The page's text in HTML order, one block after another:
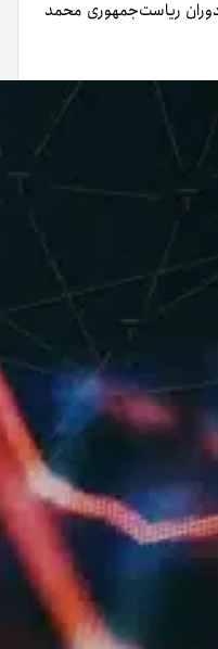
ریاست‌جمهوری محمد